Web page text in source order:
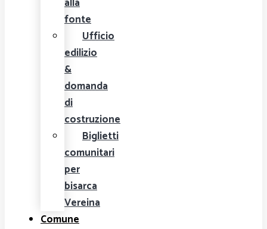
fonte
Ufficio
edilizio
&
domanda
di
costruzione
Biglietti
comunitari
per
bisarca
Vereina
Comune